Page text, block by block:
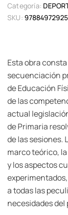
Categoría:
SKU:
Esta obra
secuenciación
de Educación
de las
actual
de Primaria
de las sesiones.
marco teórico,
y los aspectos
a todas las
necesidades del